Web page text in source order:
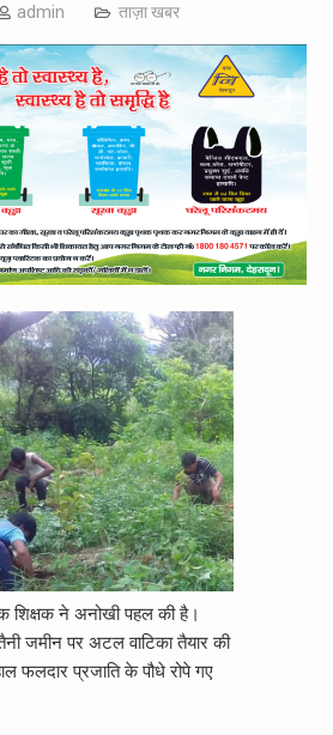
admin ताज़ा खबर
शिक्षक ने अनोखी पहल की है।
जमीन पर अटल वाटिका तैयार की
फलदार प्रजाति के पौधे रोपे गए